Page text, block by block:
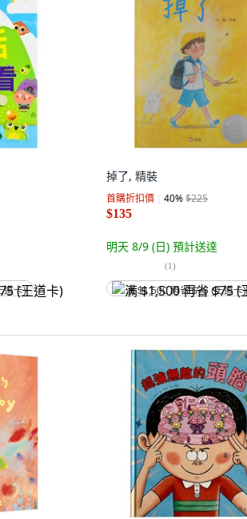
道卡)
掉了, 精裝
首購折扣價 40%$225
$135
明天 8/9 (日) 預計送達
(1)
满 $1,500 再省 $75 (王道卡)